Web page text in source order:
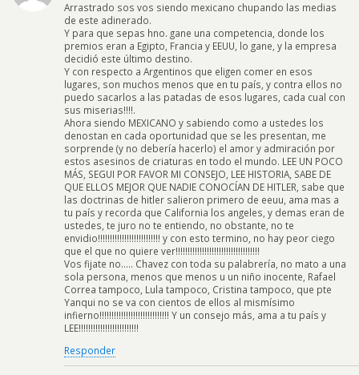
Arrastrado sos vos siendo mexicano chupando las medias
de este adinerado.
Y para que sepas hno. gane una competencia, donde los
premios eran a Egipto, Francia y EEUU, lo gane, y la empresa
decidió este último destino.
Y con respecto a Argentinos que eligen comer en esos
lugares, son muchos menos que en tu país, y contra ellos no
puedo sacarlos a las patadas de esos lugares, cada cual con
sus miserias!!!!.
Ahora siendo MEXICANO y sabiendo como a ustedes los
denostan en cada oportunidad que se les presentan, me
sorprende (y no debería hacerlo) el amor y admiración por
estos asesinos de criaturas en todo el mundo. LEE UN POCO
MÁS, SEGUI POR FAVOR MI CONSEJO, LEE HISTORIA, SABE DE
QUE ELLOS MEJOR QUE NADIE CONOCÍAN DE HITLER, sabe que
las doctrinas de hitler salieron primero de eeuu, ama mas a
tu país y recorda que California los angeles, y demas eran de
ustedes, te juro no te entiendo, no obstante, no te
envidio!!!!!!!!!!!!!!!!!!!!!!!!!! y con esto termino, no hay peor ciego
que el que no quiere ver!!!!!!!!!!!!!!!!!!!!!!!!!!!!!!!!!!!
Vos fijate no….. Chavez con toda su palabrería, no mato a una
sola persona, menos que menos u un niño inocente, Rafael
Correa tampoco, Lula tampoco, Cristina tampoco, que pte
Yanqui no se va con cientos de ellos al mismísimo
infierno!!!!!!!!!!!!!!!!!!!!!!!!!!!!! Y un consejo más, ama a tu país y
LEE!!!!!!!!!!!!!!!!!!!!!!!!!
Responder